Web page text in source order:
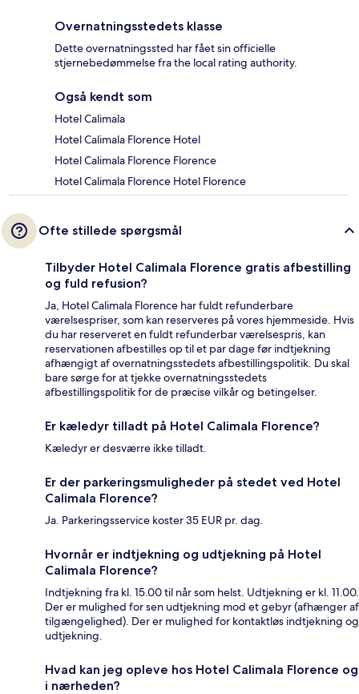
Overnatningsstedets klasse
Dette overnatningssted har fået sin officielle
stjernebedømmelse fra the local rating authority.
Også kendt som
Hotel Calimala
Hotel Calimala Florence Hotel
Hotel Calimala Florence Florence
Hotel Calimala Florence Hotel Florence
Ofte stillede spørgsmål
Tilbyder Hotel Calimala Florence gratis afbestilling
og fuld refusion?
Ja, Hotel Calimala Florence har fuldt refunderbare
værelsespriser, som kan reserveres på vores hjemmeside. Hvis
du har reserveret en fuldt refunderbar værelsespris, kan
reservationen afbestilles op til et par dage før indtjekning
afhængigt af overnatningsstedets afbestillingspolitik. Du skal
bare sørge for at tjekke overnatningsstedets
afbestillingspolitik for de præcise vilkår og betingelser.
Er kæledyr tilladt på Hotel Calimala Florence?
Kæledyr er desværre ikke tilladt.
Er der parkeringsmuligheder på stedet ved Hotel
Calimala Florence?
Ja. Parkeringsservice koster 35 EUR pr. dag.
Hvornår er indtjekning og udtjekning på Hotel
Calimala Florence?
Indtjekning fra kl. 15.00 til når som helst. Udtjekning er kl. 11.00.
Der er mulighed for sen udtjekning mod et gebyr (afhænger af
tilgængelighed). Der er mulighed for kontaktløs indtjekning og
udtjekning.
Hvad kan jeg opleve hos Hotel Calimala Florence og
i nærheden?